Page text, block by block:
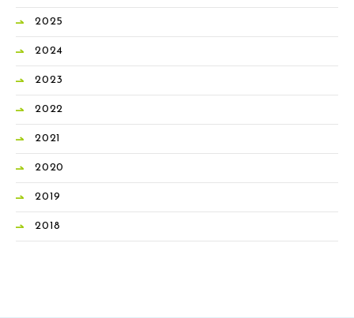
2025
2024
2023
2022
2021
2020
2019
2018